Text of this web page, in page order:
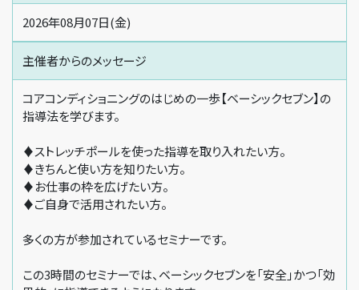
2026年08月07日(金)
主催者からのメッセージ
コアコンディショニングのはじめの一歩【ベーシックセブン】の
指導法を学びます。
♦ストレッチポールを使った指導を取り入れたい方。
♦きちんと使い方を知りたい方。
♦お仕事の枠を広げたい方。
♦ご自身で活用されたい方。
多くの方が参加されているセミナーです。
この3時間のセミナーでは、ベーシックセブンを「安全」かつ「効